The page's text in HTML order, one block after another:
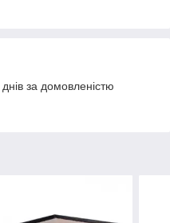
за домовленістю